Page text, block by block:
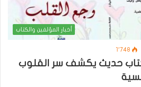
أخبار المؤلفين والكتاب
1٬748
حديث يكشف سر القلوب